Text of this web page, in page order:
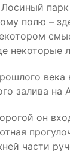
полю –
некоторые
века
залива
он
части